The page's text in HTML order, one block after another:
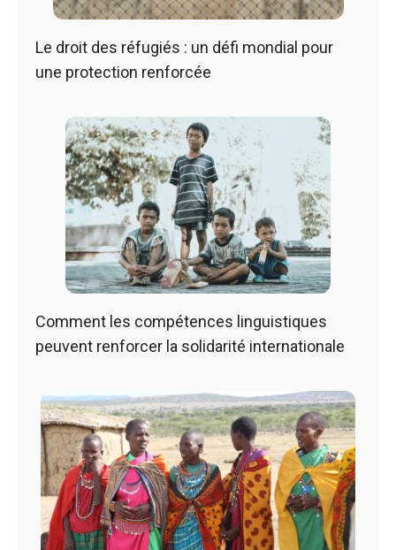
Le droit des réfugiés : un défi mondial pour
une protection renforcée
Comment les compétences linguistiques
peuvent renforcer la solidarité internationale